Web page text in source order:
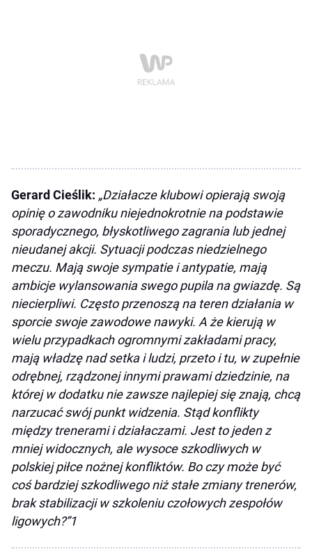
Gerard Cieślik: „Działacze klubowi opierają swoją
opinię o zawodniku niejednokrotnie na podstawie
sporadycznego, błyskotliwego zagrania lub jednej
nieudanej akcji. Sytuacji podczas niedzielnego
meczu. Mają swoje sympatie i antypatie, mają
ambicje wylansowania swego pupila na gwiazdę. Są
niecierpliwi. Często przenoszą na teren działania w
sporcie swoje zawodowe nawyki. A że kierują w
wielu przypadkach ogromnymi zakładami pracy,
mają władzę nad setka i ludzi, przeto i tu, w zupełnie
odrębnej, rządzonej innymi prawami dziedzinie, na
której w dodatku nie zawsze najlepiej się znają, chcą
narzucać swój punkt widzenia. Stąd konflikty
między trenerami i działaczami. Jest to jeden z
mniej widocznych, ale wysoce szkodliwych w
polskiej piłce nożnej konfliktów. Bo czy może być
coś bardziej szkodliwego niż stałe zmiany trenerów,
brak stabilizacji w szkoleniu czołowych zespołów
ligowych?”1